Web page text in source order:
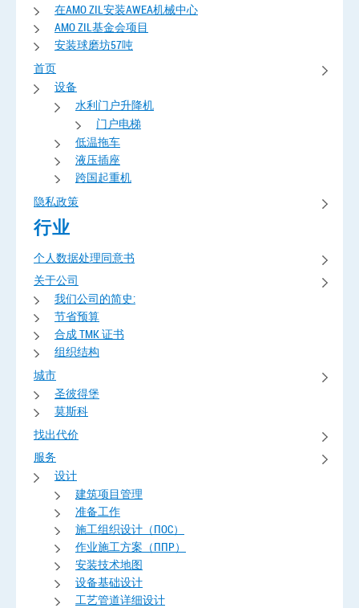
在AMO ZIL安装AWEA机械中心
AMO ZIL基金会项目
安装球磨坊57吨
首页
设备
水利门户升降机
门户电梯
低温拖车
液压插座
跨国起重机
隐私政策
行业
个人数据处理同意书
关于公司
我们公司的简史:
节省预算
合成 TMK 证书
组织结构
城市
圣彼得堡
莫斯科
找出代价
服务
设计
建筑项目管理
准备工作
施工组织设计（ПОС）
作业施工方案（ППР）
安装技术地图
设备基础设计
工艺管道详细设计